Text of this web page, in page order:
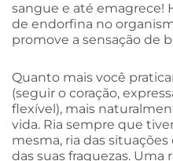
sangue e até emagrece!
de endorfina no
promove a sensação de
Quanto mais você
(seguir o coração,
flexível), mais
vida. Ria sempre que
mesma, ria das
das suas fraquezas. Uma